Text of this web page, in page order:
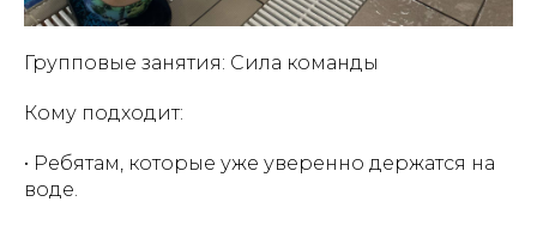
Групповые занятия: Сила команды
Кому подходит:
• Ребятам, которые уже уверенно держатся на
воде.